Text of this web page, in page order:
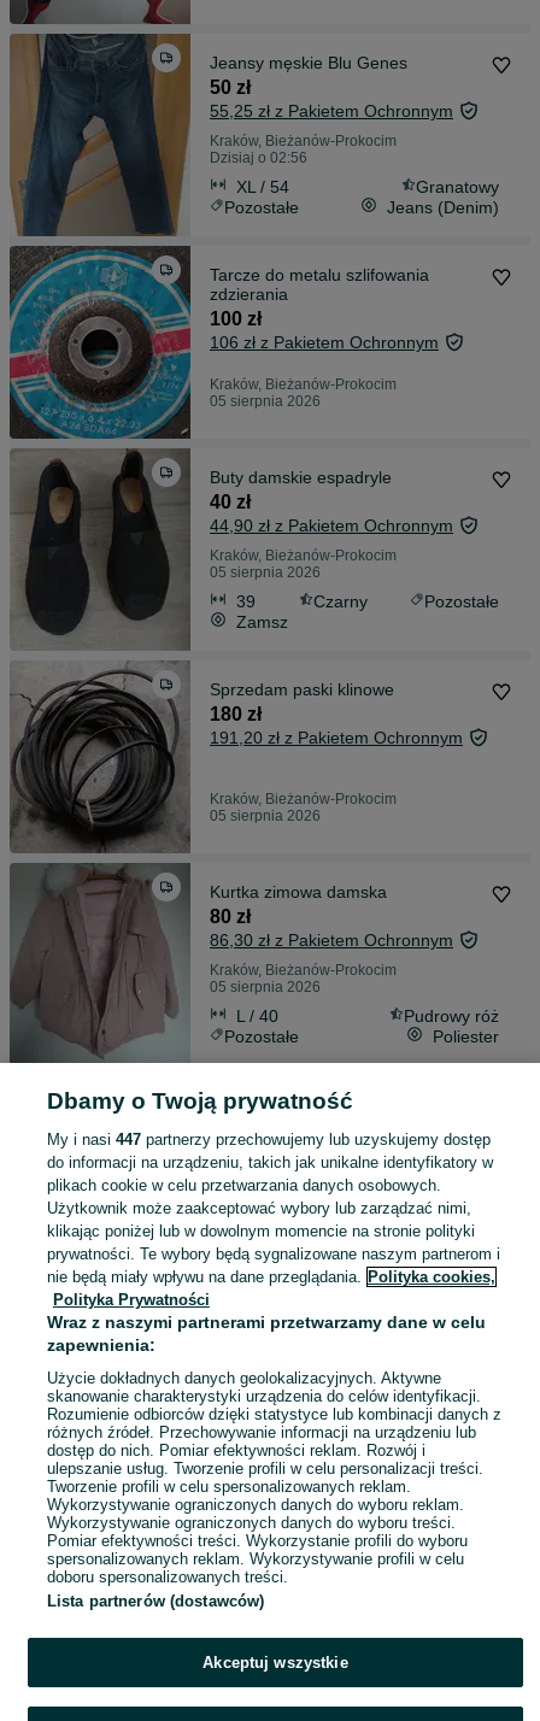
Jeansy męskie Blu Genes
50 zł
55,25 zł z Pakietem Ochronnym
Kraków, Bieżanów-Prokocim
Dzisiaj o 02:56
XL / 54
Granatowy
Pozostałe
Jeans (Denim)
Tarcze do metalu szlifowania
zdzierania
100 zł
106 zł z Pakietem Ochronnym
Kraków, Bieżanów-Prokocim
05 sierpnia 2026
Buty damskie espadryle
40 zł
44,90 zł z Pakietem Ochronnym
Kraków, Bieżanów-Prokocim
05 sierpnia 2026
39 Czarny
Pozostałe
Zamsz
Sprzedam paski klinowe
180 zł
191,20 zł z Pakietem Ochronnym
Kraków, Bieżanów-Prokocim
05 sierpnia 2026
Kurtka zimowa damska
80 zł
86,30 zł z Pakietem Ochronnym
Kraków, Bieżanów-Prokocim
05 sierpnia 2026
L / 40
Pudrowy róż
Pozostałe
Poliester
Sprzedam Spodnie męskie
44,90 zł z Pakietem Ochronnym
Kraków, Bieżanów-Prokocim
04 sierpnia 2026
92 Granatowy
50 zł
Kraków, Bieżanów-Prokocim
04 sierpnia 2026
1 2 3 ... 9
Dbamy o Twoją prywatność
My i nasi 447partnerzy przechowujemy lub uzyskujemy dostęp
do informacji na urządzeniu, takich jak unikalne identyfikatory w
plikach cookie w celu przetwarzania danych osobowych.
Użytkownik może zaakceptować wybory lub zarządzać nimi,
klikając poniżej lub w dowolnym momencie na stronie polityki
prywatności. Te wybory będą sygnalizowane naszym partnerom i
nie będą miały wpływu na dane przeglądania. Polityka cookies,
Polityka Prywatności
Wraz z naszymi partnerami przetwarzamy dane w celu
zapewnienia:
Użycie dokładnych danych geolokalizacyjnych. Aktywne
skanowanie charakterystyki urządzenia do celów identyfikacji.
Rozumienie odbiorców dzięki statystyce lub kombinacji danych z
różnych źródeł. Przechowywanie informacji na urządzeniu lub
dostęp do nich. Pomiar efektywności reklam. Rozwój i
ulepszanie usług. Tworzenie profili w celu personalizacji treści.
Tworzenie profili w celu spersonalizowanych reklam.
Wykorzystywanie ograniczonych danych do wyboru reklam.
Wykorzystywanie ograniczonych danych do wyboru treści.
Pomiar efektywności treści. Wykorzystanie profili do wyboru
spersonalizowanych reklam. Wykorzystywanie profili w celu
doboru spersonalizowanych treści.
Lista partnerów (dostawców)
Akceptuj wszystkie